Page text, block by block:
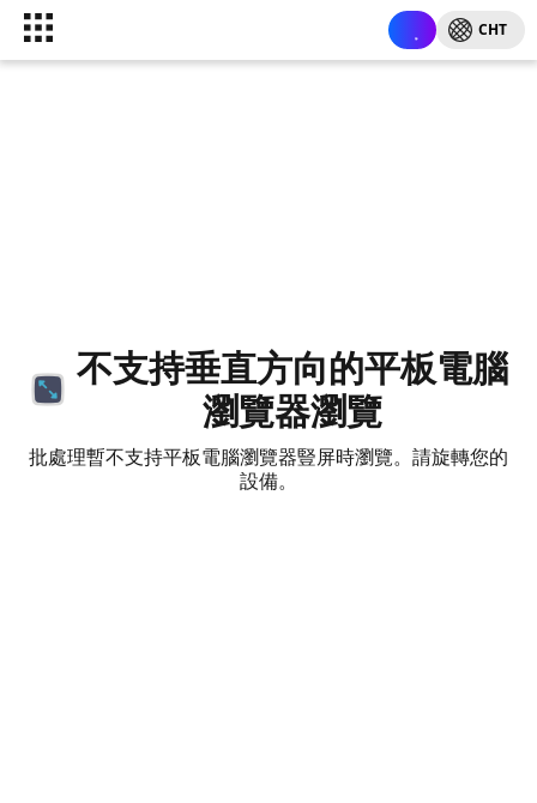
CHT
不支持垂直方向的平板電腦
瀏覽器瀏覽
批處理暫不支持平板電腦瀏覽器豎屏時瀏覽。請旋轉您的
設備。